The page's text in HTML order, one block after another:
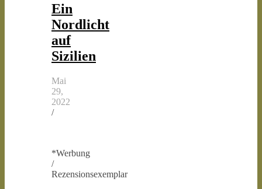
Ein
Nordlicht
auf
Sizilien
Mai
29,
2022
/
*Werbung
/
Rezensionsexemplar